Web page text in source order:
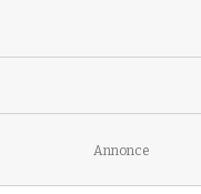
Annonce